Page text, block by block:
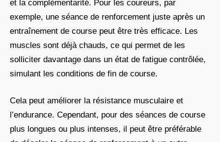
et la complémentarité. Pour les coureurs, par
exemple, une séance de renforcement juste après un
entraînement de course peut être très efficace. Les
muscles sont déjà chauds, ce qui permet de les
solliciter davantage dans un état de fatigue contrôlée,
simulant les conditions de fin de course.
Cela peut améliorer la résistance musculaire et
l’endurance. Cependant, pour des séances de course
plus longues ou plus intenses, il peut être préférable